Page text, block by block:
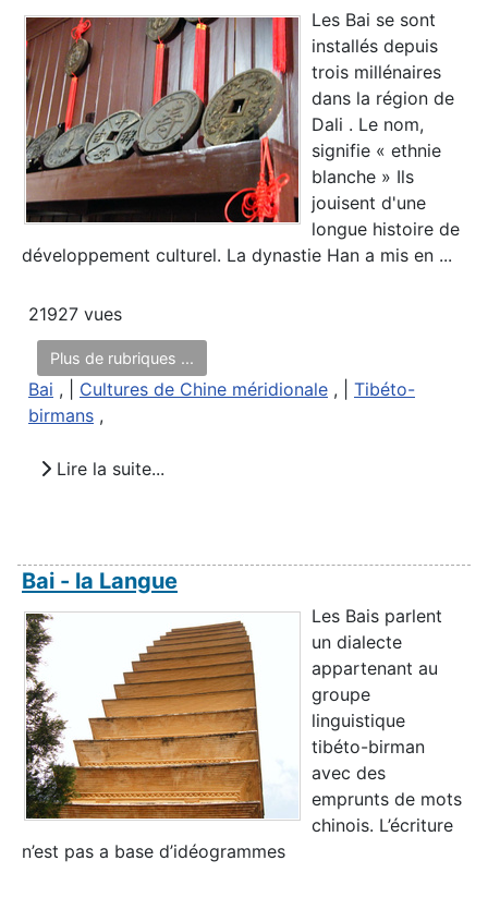
Les Bai se sont
installés depuis
trois millénaires
dans la région de
Dali . Le nom,
signifie « ethnie
blanche » Ils
jouisent d'une
longue histoire de
développement culturel. La dynastie Han a mis en ...
21927 vues
Plus de rubriques ...
Bai , | Cultures de Chine méridionale , | Tibéto-
birmans ,
Lire la suite...
Bai - la Langue
Les Bais parlent
un dialecte
appartenant au
groupe
linguistique
tibéto-birman
avec des
emprunts de mots
chinois. L’écriture
n’est pas a base d’idéogrammes